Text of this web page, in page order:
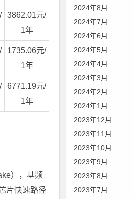
3862.01元/
1年
1735.06元/
1年
6771.19元/
1年
），基频
片快速路径
2024年8月
2024年7月
2024年6月
2024年5月
2024年4月
2024年3月
2024年2月
2024年1月
2023年12月
2023年11月
2023年10月
2023年9月
2023年8月
2023年7月